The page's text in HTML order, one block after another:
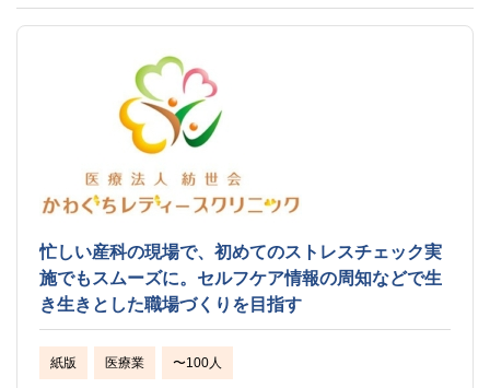
忙しい産科の現場で、初めてのストレスチェック実
施でもスムーズに。セルフケア情報の周知などで生
き生きとした職場づくりを目指す
紙版 医療業 〜100人